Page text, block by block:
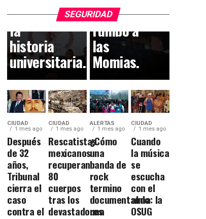
SEGURIDAD
huella en
la
historia
universitaria.
callejón
rumbo a
las
Momias.
CIUDAD
1 mes ago
Después
de 32
años,
Tribunal
cierra el
caso
contra el
CIUDAD
1 mes ago
Rescatistas
mexicanos
recuperan
80
cuerpos
tras los
devastadores
ALERTAS
1 mes ago
¿Cómo
una
banda de
rock
termino
documentando
una
CIUDAD
1 mes ago
Cuando
la música
se
escucha
con el
alma: la
OSUG